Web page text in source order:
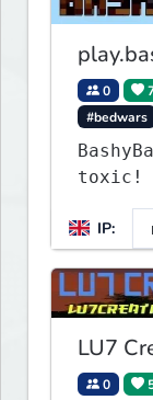
0
#bedwars
toxic!
IP:
LU7
0